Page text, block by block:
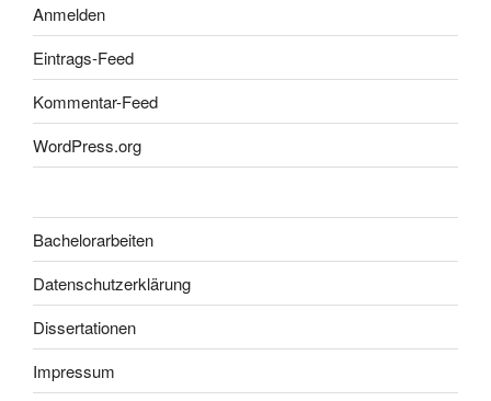
Anmelden
Eintrags-Feed
Kommentar-Feed
WordPress.org
Bachelorarbeiten
Datenschutzerklärung
Dissertationen
Impressum